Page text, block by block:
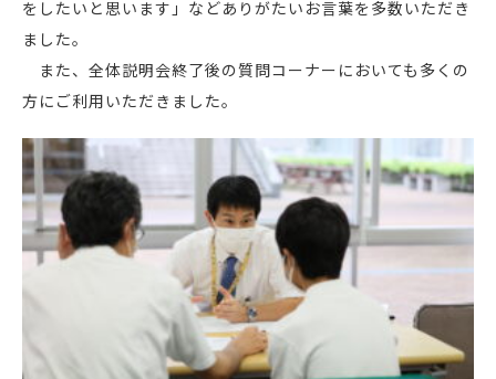
をしたいと思います」などありがたいお言葉を多数いただき
ました。
また、全体説明会終了後の質問コーナーにおいても多くの
方にご利用いただきました。